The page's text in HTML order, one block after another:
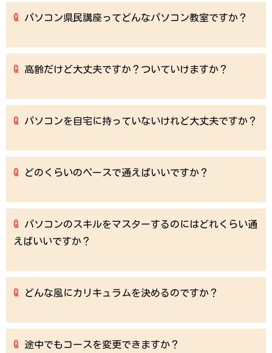
パソコン県民講座ってどんなパソコン教室ですか？
高齢だけど大丈夫ですか？ついていけますか？
パソコンを自宅に持っていないけれど大丈夫ですか？
どのくらいのペースで通えばいいですか？
パソコンのスキルをマスターするのにはどれくらい通
えばいいですか？
どんな風にカリキュラムを決めるのですか？
途中でもコースを変更できますか？